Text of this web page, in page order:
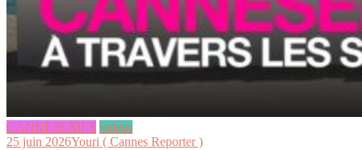
CANNESERIES videos
25 juin 2026Youri ( Cannes Reporter )